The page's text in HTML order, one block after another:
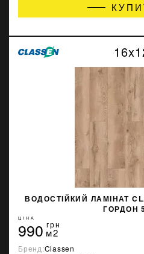
ВОДОСТІЙКИЙ ЛАМІНАТ
ГОРДОН
ЦІНА
990 грн
м2
Бренд:Classen